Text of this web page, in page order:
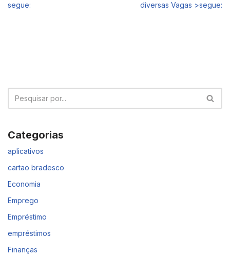
segue:
diversas Vagas >segue:
Categorias
aplicativos
cartao bradesco
Economia
Emprego
Empréstimo
empréstimos
Finanças